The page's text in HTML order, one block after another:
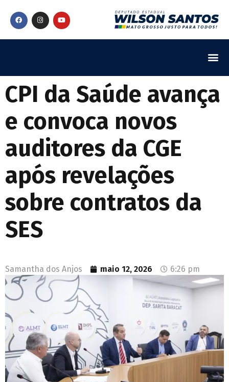
CPI da Saúde avança
e convoca novos
auditores da CGE
após revelações
sobre contratos da
SES
Samantha dos Anjos maio 12, 2026 6:26 pm